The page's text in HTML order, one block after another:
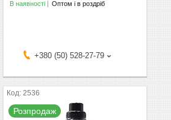
В наявності Оптом і в роздріб
+380 (50) 528-27-79
2536
Розпродаж